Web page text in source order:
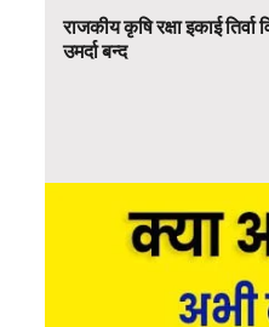
राजकीय कृषि रक्षा इकाई
उमर्दा बन्द